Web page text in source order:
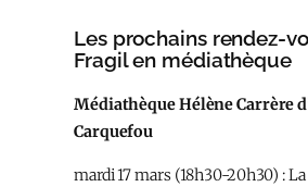
Les prochains rendez-
Fragil en médiathèque
Médiathèque Hélène Carrère
Carquefou
mardi 17 mars (18h30-20h30) : La